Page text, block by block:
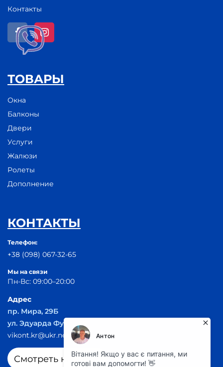
Контакты
ТОВАРЫ
Окна
Балконы
Двери
Услуги
Жалюзи
Ролеты
Дополнение
КОНТАКТЫ
Телефон:
+38 (098) 067-32-65
Мы на связи
Пн-Вс: 09:00–20:00
Адрес
пр. Мира, 29Б
ул. Эдуарда Фукса 55
vikont.kr@ukr.net
Смотреть на карте